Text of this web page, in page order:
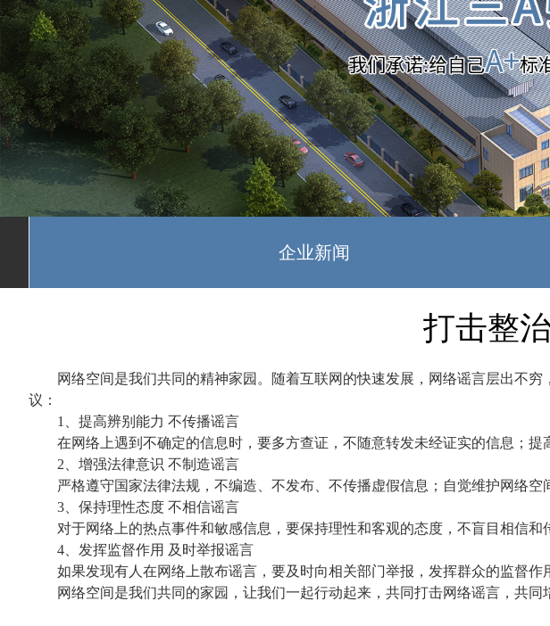
企业新闻
打击整
网络空间是我们共同的精神家园。随着互联网的快速发展，网络谣言层出不
议：
1、提高辨别能力 不传播谣言
在网络上遇到不确定的信息时，要多方查证，不随意转发未经证实的信息；提
2、增强法律意识 不制造谣言
严格遵守国家法律法规，不编造、不发布、不传播虚假信息；自觉维护网络空
3、保持理性态度 不相信谣言
对于网络上的热点事件和敏感信息，要保持理性和客观的态度，不盲目相信
4、发挥监督作用 及时举报谣言
如果发现有人在网络上散布谣言，要及时向相关部门举报，发挥群众的监督作
网络空间是我们共同的家园，让我们一起行动起来，共同打击网络谣言，共同